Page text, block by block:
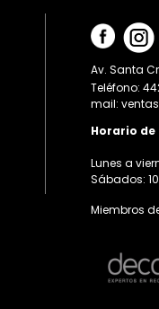
Av. Santa
Teléfono:
mail:
Horario
Lunes a
Sábados:
Miembros